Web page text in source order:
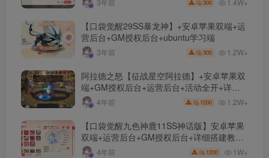
3年前 300 1.4W+
【口袋觉醒29SS暴龙神】+安卓苹果双端+运
营后台+GM授权后台+ubuntu学习端
3年前 300 1.2W+
阿拉德之怒【征战星空阿拉德】+安卓苹果双
端+GM授权后台+运营后台+活动全开+详细
教程 4年前 1200 1.2W+
【口袋觉醒九色神鹿11SS神话版】安卓苹果
双端+运营后台+GM授权后台+详细搭建教
程。 4年前 1200 1W+